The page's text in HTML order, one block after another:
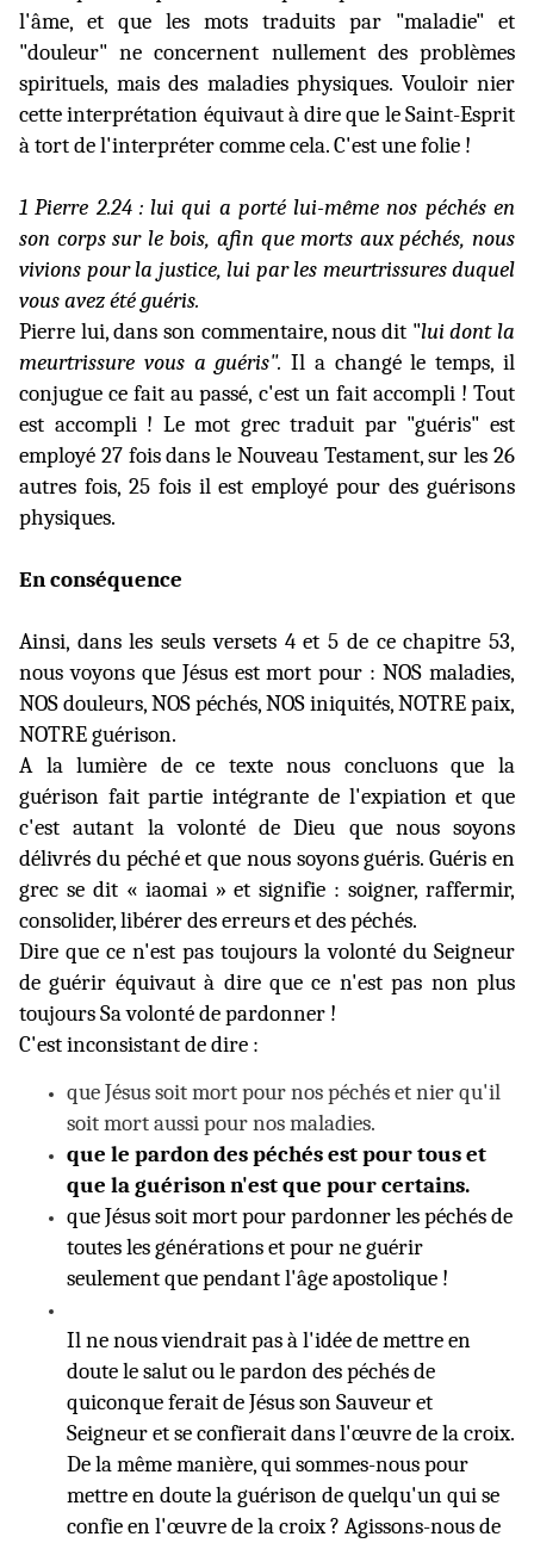
l'âme, et que les mots traduits par "maladie" et
"douleur" ne concernent nullement des problèmes
spirituels, mais des maladies physiques. Vouloir nier
cette interprétation équivaut à dire que le Saint-Esprit
à tort de l'interpréter comme cela. C'est une folie !
1 Pierre 2.24 : lui qui a porté lui-même nos péchés en
son corps sur le bois, afin que morts aux péchés, nous
vivions pour la justice, lui par les meurtrissures duquel
vous avez été guéris.
Pierre lui, dans son commentaire, nous dit "lui dont la
meurtrissure vous a guéris". Il a changé le temps, il
conjugue ce fait au passé, c'est un fait accompli ! Tout
est accompli ! Le mot grec traduit par "guéris" est
employé 27 fois dans le Nouveau Testament, sur les 26
autres fois, 25 fois il est employé pour des guérisons
physiques.
En conséquence
Ainsi, dans les seuls versets 4 et 5 de ce chapitre 53,
nous voyons que Jésus est mort pour : NOS maladies,
NOS douleurs, NOS péchés, NOS iniquités, NOTRE paix,
NOTRE guérison.
A la lumière de ce texte nous concluons que la
guérison fait partie intégrante de l'expiation et que
c'est autant la volonté de Dieu que nous soyons
délivrés du péché et que nous soyons guéris. Guéris en
grec se dit « iaomai » et signifie : soigner, raffermir,
consolider, libérer des erreurs et des péchés.
Dire que ce n'est pas toujours la volonté du Seigneur
de guérir équivaut à dire que ce n'est pas non plus
toujours Sa volonté de pardonner !
C'est inconsistant de dire :
que Jésus soit mort pour nos péchés et nier qu'il
soit mort aussi pour nos maladies.
que le pardon des péchés est pour tous et
que la guérison n'est que pourcertains.
que Jésus soit mort pour pardonner les péchés de
toutes les générations et pour ne guérir
seulement que pendant l'âge apostolique !
Il ne nous viendrait pas à l'idée de mettre en
doute le salut ou le pardon des péchés de
quiconque ferait de Jésus son Sauveur et
Seigneur et se confierait dans l'œuvre de la croix.
De la même manière, qui sommes-nous pour
mettre en doute la guérison de quelqu'un qui se
confie en l'œuvre de la croix ? Agissons-nous de